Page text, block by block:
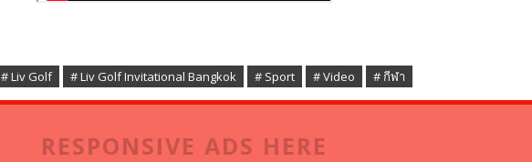
# Liv Golf # Liv Golf Invitational Bangkok # Sport # Video # กีฬา
RESPONSIVE ADS HERE